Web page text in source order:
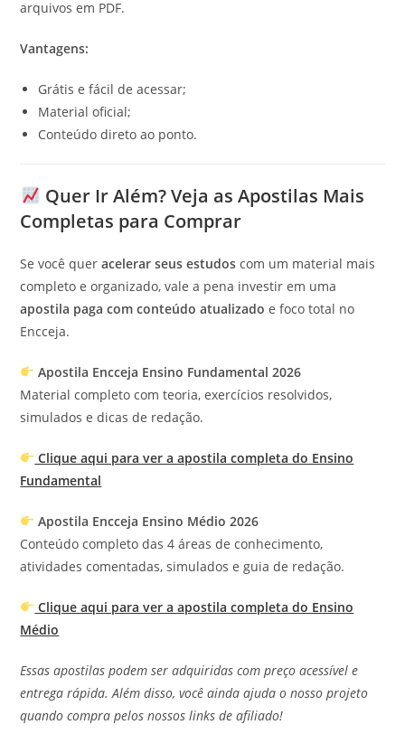
arquivos em PDF.
Vantagens:
Grátis e fácil de acessar;
Material oficial;
Conteúdo direto ao ponto.
Quer Ir Além? Veja as Apostilas Mais
Completas para Comprar
Se você queracelerar seus estudos com um material mais
completo e organizado, vale a pena investir em uma
apostila paga com conteúdo atualizado e foco total no
Encceja.
Apostila Encceja Ensino Fundamental 2026
Material completo com teoria, exercícios resolvidos,
simulados e dicas de redação.
Clique aqui para ver a apostila completa do Ensino
Fundamental
Apostila Encceja Ensino Médio 2026
Conteúdo completo das 4 áreas de conhecimento,
atividades comentadas, simulados e guia de redação.
Clique aqui para ver a apostila completa do Ensino
Médio
Essas apostilas podem ser adquiridas com preço acessível e
entrega rápida. Além disso, você ainda ajuda o nosso projeto
quando compra pelos nossos links de afiliado!